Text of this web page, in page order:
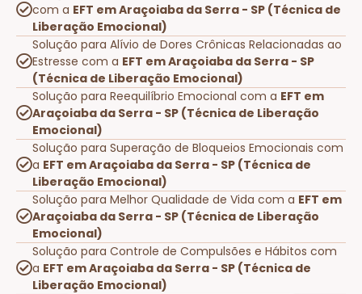
com a EFT em Araçoiaba da Serra - SP (Técnica de
Liberação Emocional)
Solução para Alívio de Dores Crônicas Relacionadas ao
Estresse com a EFT em Araçoiaba da Serra - SP
(Técnica de Liberação Emocional)
Solução para Reequilíbrio Emocional com a EFT em
Araçoiaba da Serra - SP (Técnica de Liberação
Emocional)
Solução para Superação de Bloqueios Emocionais com
a EFT em Araçoiaba da Serra - SP (Técnica de
Liberação Emocional)
Solução para Melhor Qualidade de Vida com a EFT em
Araçoiaba da Serra - SP (Técnica de Liberação
Emocional)
Solução para Controle de Compulsões e Hábitos com
a EFT em Araçoiaba da Serra - SP (Técnica de
Liberação Emocional)